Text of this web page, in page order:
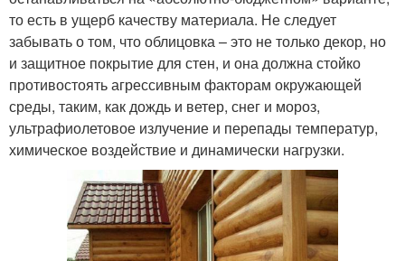
то есть в ущерб качеству материала. Не следует
забывать о том, что облицовка – это не только декор, но
и защитное покрытие для стен, и она должна стойко
противостоять агрессивным факторам окружающей
среды, таким, как дождь и ветер, снег и мороз,
ультрафиолетовое излучение и перепады температур,
химическое воздействие и динамически нагрузки.